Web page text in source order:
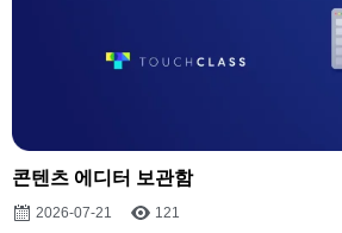
콘텐츠 에디터 보관함
2026-07-21 121